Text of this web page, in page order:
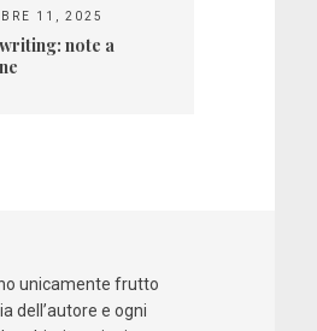
11, 2025
note a
unicamente frutto
dell’autore e ogni